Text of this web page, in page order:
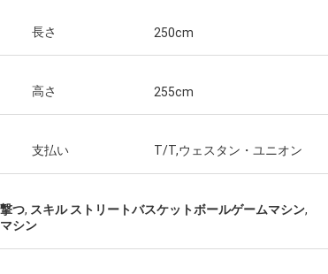
長さ 250cm
高さ 255cm
支払い T/T,ウェスタン・ユニオン
つ, スキル ストリートバスケットボールゲームマシン,
シン